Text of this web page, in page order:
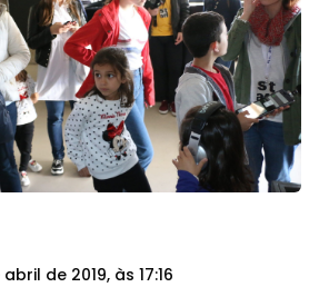
de 2019, às 17:16